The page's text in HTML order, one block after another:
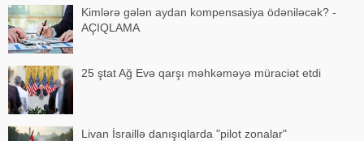
Kimlərə gələn aydan kompensasiya ödəniləcək? -
AÇIQLAMA
25 ştat Ağ Evə qarşı məhkəməyə müraciət etdi
Livan İsraillə danışıqlarda "pilot zonalar"